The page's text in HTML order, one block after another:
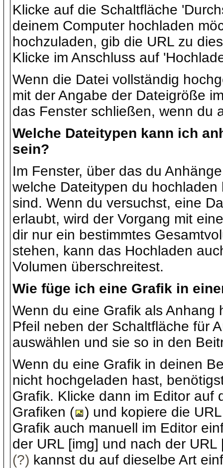
Klicke auf die Schaltfläche
deinem Computer hochladen
hochzuladen, gib die URL zu
Klicke im Anschluss auf
Wenn die Datei vollständig
mit der Angabe der Dateigröße
das Fenster schließen, wenn du
Welche Dateitypen kann ich
sein?
Im Fenster, über das du
welche Dateitypen du
sind. Wenn du versuchst, eine
erlaubt, wird der Vorgang mit
dir nur ein bestimmtes
stehen, kann das Hochladen
Volumen überschreitest.
Wie füge ich eine Grafik in
Wenn du eine Grafik als
Pfeil neben der Schaltfläche für
auswählen und sie so in den
Wenn du eine Grafik in deinen
nicht hochgeladen hast,
Grafik. Klicke dann im Editor auf
Grafiken (
) und kopiere die
Grafik auch manuell im Editor
der URL [img] und nach der
(?) kannst du auf dieselbe Art